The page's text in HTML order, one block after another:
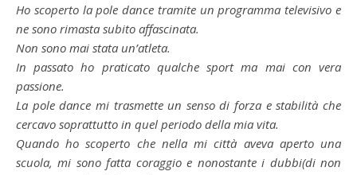
Ho scoperto la pole dance tramite un programma televisivo e
ne sono rimasta subito affascinata.
Non sono mai stata un’atleta.
In passato ho praticato qualche sport ma mai con vera
passione.
La pole dance mi trasmette un senso di forza e stabilità che
cercavo soprattutto in quel periodo della mia vita.
Quando ho scoperto che nella mi città aveva aperto una
scuola, mi sono fatta coraggio e nonostante i dubbi(di non